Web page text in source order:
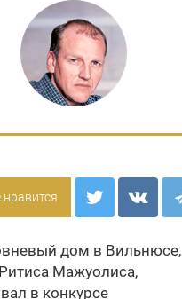
дом в Вильнюсе,
Мажуолиса,
в конкурсе